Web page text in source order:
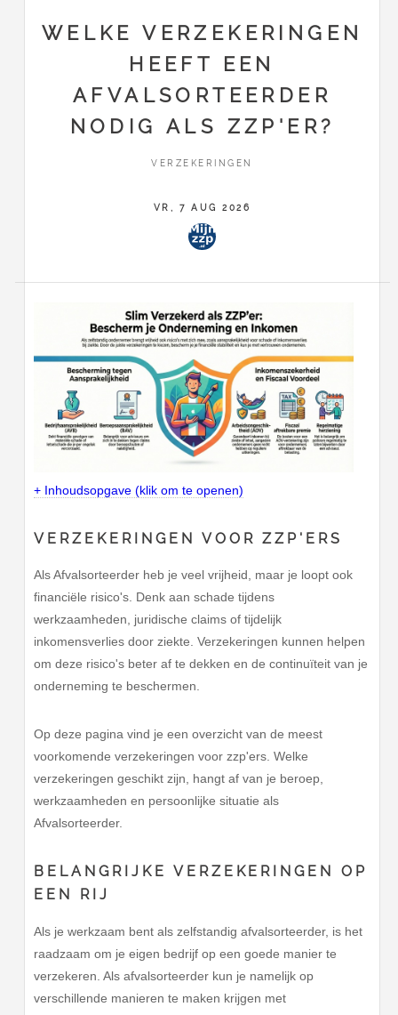
Boekhouding
berekeningen
Branche Transport en
WELKE VERZEKERINGEN
HEEFT EEN
AFVALSORTEERDER
NODIG ALS ZZP'ER?
VERZEKERINGEN
VR, 7 AUG 2026
+ Inhoudsopgave (klik om te openen)
VERZEKERINGEN VOOR ZZP'ERS
Als Afvalsorteerder heb je veel vrijheid, maar je loopt ook
financiële risico's. Denk aan schade tijdens
werkzaamheden, juridische claims of tijdelijk
inkomensverlies door ziekte. Verzekeringen kunnen helpen
om deze risico's beter af te dekken en de continuïteit van je
onderneming te beschermen.
Op deze pagina vind je een overzicht van de meest
voorkomende verzekeringen voor zzp'ers. Welke
verzekeringen geschikt zijn, hangt af van je beroep,
werkzaamheden en persoonlijke situatie als
Afvalsorteerder.
BELANGRIJKE VERZEKERINGEN OP
EEN RIJ
Als je werkzaam bent als zelfstandig afvalsorteerder, is het
raadzaam om je eigen bedrijf op een goede manier te
verzekeren. Als afvalsorteerder kun je namelijk op
verschillende manieren te maken krijgen met